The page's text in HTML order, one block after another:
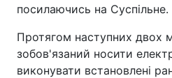
посилаючись на Суспільне.
Протягом наступних двох
зобов'язаний носити
виконувати встановлені